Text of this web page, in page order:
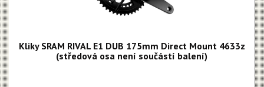
Kliky SRAM RIVAL E1 DUB 175mm Direct Mount 4633z
(středová osa není součástí balení)